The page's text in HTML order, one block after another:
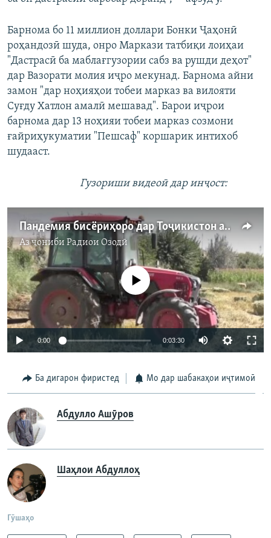
Барнома бо 11 миллион доллари Бонки Ҷаҳонӣ
роҳандозӣ шуда, онро Маркази татбиқи лоиҳаи
"Дастрасӣ ба маблағгузории сабз ва рушди деҳот"
дар Вазорати молия иҷро мекунад. Барнома айни
замон "дар ноҳияҳои тобеи марказ ва вилояти
Суғду Хатлон амалӣ мешавад". Барои иҷрои
барнома дар 13 ноҳияи тобеи марказ созмони
ғайриҳукуматии "Пешсаф" коршарик интихоб
шудааст.
Гузориши видеоӣ дар инҷост:
Пандемия бисёриҳоро дар Тоҷикистон аз кор маҳрум кард, вале...
Аз ҷониби Радиои Озодӣ
Феълан кор намекунад
0:00 0:03:30
Ба дигарон фиристед Мо дар шабакаҳои иҷтимоӣ
Абдулло Ашӯров
Шаҳлои Абдуллоҳ
Гӯшаҳо